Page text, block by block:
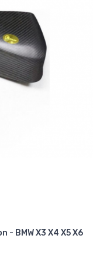
BMW X3 X4 X5 X6